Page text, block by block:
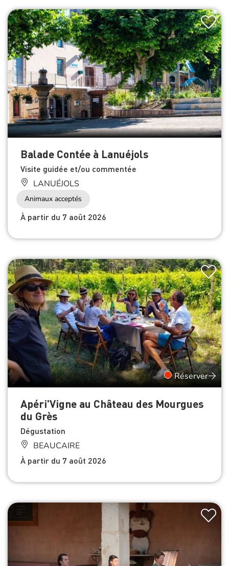
Balade Contée à Lanuéjols
Visite guidée et/ou commentée
LANUÉJOLS
Animaux acceptés
À partir du 7 août 2026
Réserver
Apéri'Vigne au Château des Mourgues
du Grès
Dégustation
BEAUCAIRE
À partir du 7 août 2026